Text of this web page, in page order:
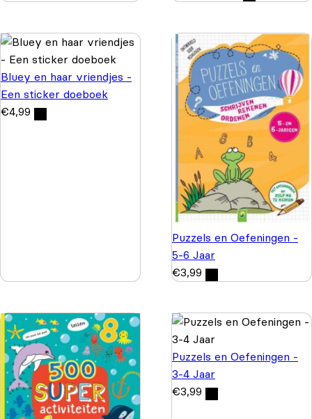
Bluey en haar vriendjes -
Een sticker doeboek
€4,99
Puzzels en Oefeningen -
5-6 Jaar
€3,99
Puzzels en Oefeningen -
3-4 Jaar
€3,99